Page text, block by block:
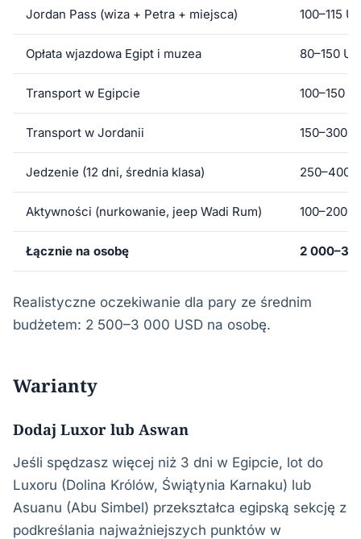
Jordan Pass (wiza + Petra + miejsca) 100–115
Opłata wjazdowa Egipt i muzea 80–150
Transport w Egipcie 100–150
Transport w Jordanii 150–300
Jedzenie (12 dni, średnia klasa) 250–400
Aktywności (nurkowanie, jeep Wadi Rum) 100–200
Łącznie na osobę 2 000–3
Realistyczne oczekiwanie dla pary ze średnim
budżetem: 2 500–3 000 USD na osobę.
Warianty
Dodaj Luxor lub Aswan
Jeśli spędzasz więcej niż 3 dni w Egipcie, lot do
Luxoru (Dolina Królów, Świątynia Karnaku) lub
Asuanu (Abu Simbel) przekształca egipską sekcję z
podkreślania najważniejszych punktów w